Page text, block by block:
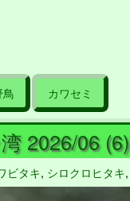
鳥 カワセミ
2026/06 (6)
ビタキ, シロクロヒタキ,